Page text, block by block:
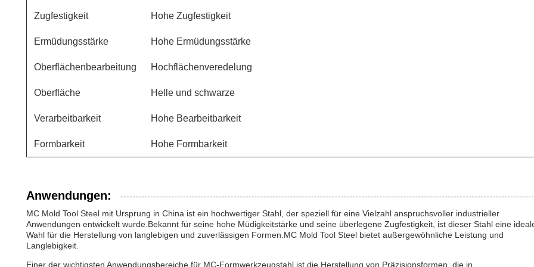
Zugfestigkeit Hohe Zugfestigkeit
Ermüdungsstärke Hohe Ermüdungsstärke
Oberflächenbearbeitung Hochflächenveredelung
Oberfläche Helle und schwarze
Verarbeitbarkeit Hohe Bearbeitbarkeit
Formbarkeit Hohe Formbarkeit
Anwendungen:
MC Mold Tool Steel mit Ursprung in China ist ein hochwertiger Stahl, der speziell für eine Vielzahl anspruchsvoller industrieller
Anwendungen entwickelt wurde.Bekannt für seine hohe Müdigkeitstärke und seine überlegene Zugfestigkeit, ist dieser Stahl eine
Wahl für die Herstellung von langlebigen und zuverlässigen Formen.MC Mold Tool Steel bietet außergewöhnliche Leistung und
Langlebigkeit.
Einer der wichtigsten Anwendungsbereiche für MC-Formwerkzeugstahl ist die Herstellung von Präzisionsformen, die in